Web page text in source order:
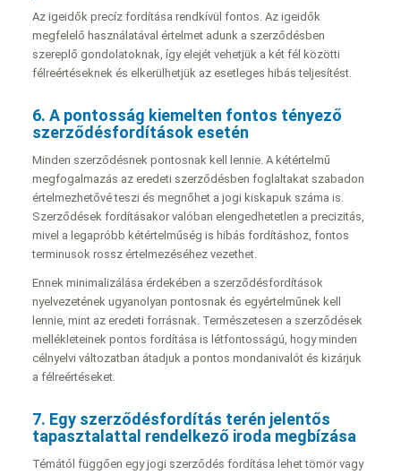
Az igeidők precíz fordítása rendkívül fontos. Az igeidők
megfelelő használatával értelmet adunk a szerződésben
szereplő gondolatoknak, így elejét vehetjük a két fél közötti
félreértéseknek és elkerülhetjük az esetleges hibás teljesítést.
6. A pontosság kiemelten fontos tényező
szerződésfordítások esetén
Minden szerződésnek pontosnak kell lennie. A kétértelmű
megfogalmazás az eredeti szerződésben foglaltakat szabadon
értelmezhetővé teszi és megnőhet a jogi kiskapuk száma is.
Szerződések fordításakor valóban elengedhetetlen a precizitás,
mivel a legapróbb kétértelműség is hibás fordításhoz, fontos
terminusok rossz értelmezéséhez vezethet.
Ennek minimalizálása érdekében a szerződésfordítások
nyelvezetének ugyanolyan pontosnak és egyértelműnek kell
lennie, mint az eredeti forrásnak. Természetesen a szerződések
mellékleteinek pontos fordítása is létfontosságú, hogy minden
célnyelvi változatban átadjuk a pontos mondanivalót és kizárjuk
a félreértéseket.
7. Egy szerződésfordítás terén jelentős
tapasztalattal rendelkező iroda megbízása
Témától függően egy jogi szerződés fordítása lehet tömör vagy